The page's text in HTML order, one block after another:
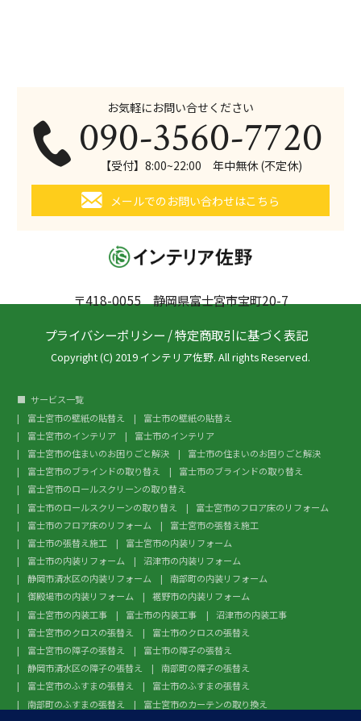
〒418-0055 静岡県富士宮市宝町20-7
お気軽にお問い合せください
090-3560-7720
【受付】8:00~22:00 年中無休 (不定休)
メールでのお問い合わせはこちら
プライバシーポリシー /特定商取引に基づく表記
Copyright (C) 2019 インテリア佐野. All rights Reserved.
サービス一覧
富士宮市の壁紙の貼替え
富士市の壁紙の貼替え
富士宮市のインテリア
富士市のインテリア
富士宮市の住まいのお困りごと解決
富士市の住まいのお困りごと解決
富士宮市のブラインドの取り替え
富士市のブラインドの取り替え
富士宮市のロールスクリーンの取り替え
富士市のロールスクリーンの取り替え
富士宮市のフロア床のリフォーム
富士市のフロア床のリフォーム
富士宮市の張替え施工
富士市の張替え施工
富士宮市の内装リフォーム
富士市の内装リフォーム
沼津市の内装リフォーム
静岡市清水区の内装リフォーム
南部町の内装リフォーム
御殿場市の内装リフォーム
裾野市の内装リフォーム
富士宮市の内装工事
富士市の内装工事
沼津市の内装工事
富士宮市のクロスの張替え
富士市のクロスの張替え
富士宮市の障子の張替え
富士市の障子の張替え
静岡市清水区の障子の張替え
南部町の障子の張替え
富士宮市のふすまの張替え
富士市のふすまの張替え
南部町のふすまの張替え
富士宮市のカーテンの取り換え